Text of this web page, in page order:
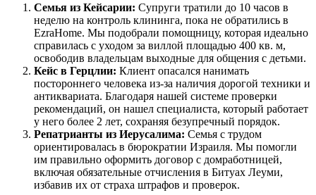
Семья из Кейсарии: Супруги тратили до 10 часов в
неделю на контроль клининга, пока не обратились в
EzraHome. Мы подобрали помощницу, которая идеально
справилась с уходом за виллой площадью 400 кв. м,
освободив владельцам выходные для общения с детьми.
Кейс в Герцлии: Клиент опасался нанимать
постороннего человека из-за наличия дорогой техники и
антиквариата. Благодаря нашей системе проверки
рекомендаций, он нашел специалиста, который работает
у него более 2 лет, сохраняя безупречный порядок.
Репатрианты из Иерусалима: Семья с трудом
ориентировалась в бюрократии Израиля. Мы помогли
им правильно оформить договор с домработницей,
включая обязательные отчисления в Битуах Леуми,
избавив их от страха штрафов и проверок.